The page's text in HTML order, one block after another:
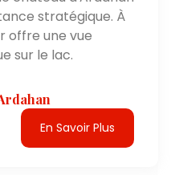
stratégique. À
offre une vue
sur le lac.
En Savoir Plus